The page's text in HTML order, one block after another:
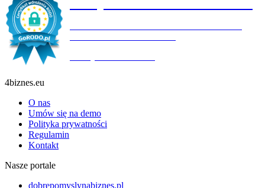
4biznes.eu
O nas
Umów się na demo
Polityka prywatności
Regulamin
Kontakt
Nasze portale
dobrepomyslynabiznes.pl